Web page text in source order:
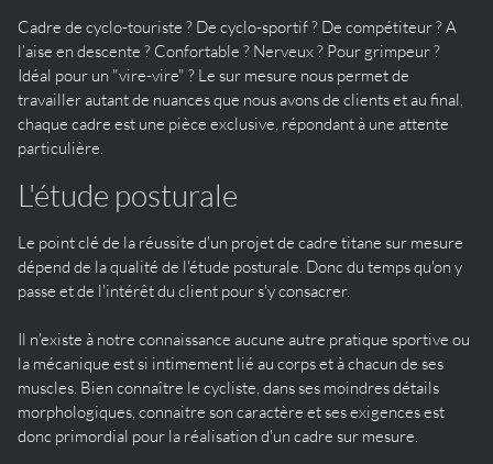
Cadre de cyclo-touriste ? De cyclo-sportif ? De compétiteur ? A
l’aise en descente ? Confortable ? Nerveux ? Pour grimpeur ?
Idéal pour un "vire-vire" ? Le sur mesure nous permet de
travailler autant de nuances que nous avons de clients et au final,
chaque cadre est une pièce exclusive, répondant à une attente
particulière.
L'étude posturale
Le point clé de la réussite d'un projet de cadre titane sur mesure
dépend de la qualité de l'étude posturale. Donc du temps qu'on y
passe et de l'intérêt du client pour s'y consacrer.
Il n'existe à notre connaissance aucune autre pratique sportive ou
la mécanique est si intimement lié au corps et à chacun de ses
muscles. Bien connaître le cycliste, dans ses moindres détails
morphologiques, connaitre son caractère et ses exigences est
donc primordial pour la réalisation d'un cadre sur mesure.